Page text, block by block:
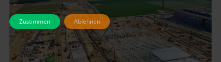
Zustimmen Ablehnen